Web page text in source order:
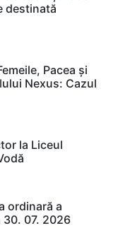
destinată
Pacea și
Nexus: Cazul
la Liceul
ordinară a
07. 2026